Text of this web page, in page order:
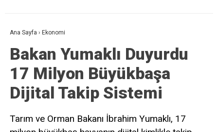
Ana Sayfa › Ekonomi
Bakan Yumaklı Duyurdu
17 Milyon Büyükbaşa
Dijital Takip Sistemi
Tarım ve Orman Bakanı İbrahim Yumaklı, 17